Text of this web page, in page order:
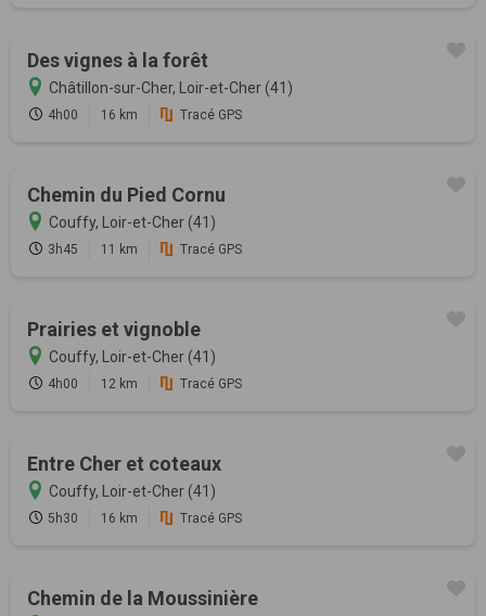
Des vignes à la forêt
Châtillon-sur-Cher, Loir-et-Cher (41)
4h00 16 km Tracé GPS
Chemin du Pied Cornu
Couffy, Loir-et-Cher (41)
3h45 11 km Tracé GPS
Prairies et vignoble
Couffy, Loir-et-Cher (41)
4h00 12 km Tracé GPS
Entre Cher et coteaux
Couffy, Loir-et-Cher (41)
5h30 16 km Tracé GPS
Chemin de la Moussinière